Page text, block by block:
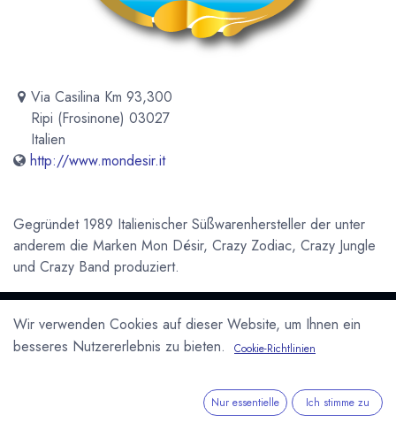
Via Casilina Km 93,300
Ripi (Frosinone) 03027
Italien
http://www.mondesir.it
Gegründet 1989 Italienischer Süßwarenhersteller der unter
anderem die Marken Mon Désir, Crazy Zodiac, Crazy Jungle
und Crazy Band produziert.
Kostenlose News - 1 Mal pro Monat:
Datenschutzerklärung&
Wir verwenden Cookies auf dieser Website, um Ihnen ein
besseres Nutzererlebnis zu bieten.
Cookie-Richtlinien
Nur essentielle Ich stimme zu